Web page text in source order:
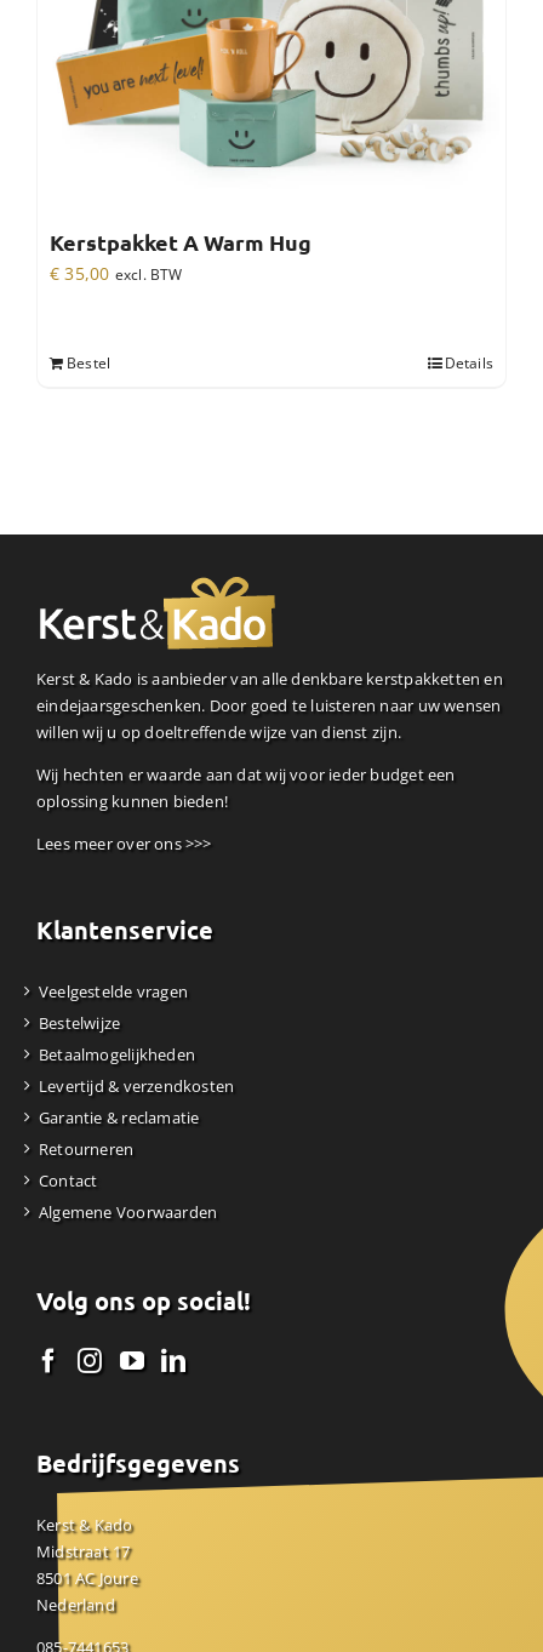
Kerstpakket A Warm Hug
€ 35,00 excl. BTW
Bestel Details
Kerst & Kado is aanbieder van alle denkbare kerstpakketten en
eindejaarsgeschenken. Door goed te luisteren naar uw wensen
willen wij u op doeltreffende wijze van dienst zijn.
Wij hechten er waarde aan dat wij voor ieder budget een
oplossing kunnen bieden!
Lees meer over ons >>>
Klantenservice
Veelgestelde vragen
Bestelwijze
Betaalmogelijkheden
Levertijd & verzendkosten
Garantie & reclamatie
Retourneren
Contact
Algemene Voorwaarden
Volg ons op social!
Bedrijfsgegevens
Kerst & Kado
Midstraat 17
8501 AC Joure
Nederland
085-7441653